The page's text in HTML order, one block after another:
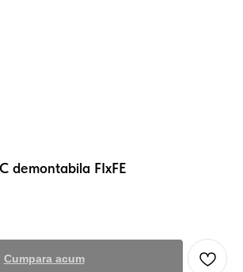
demontabila FIxFE
Cumpara acum